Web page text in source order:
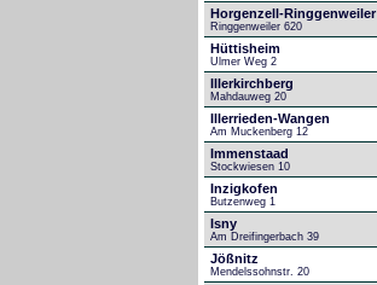
Horgenzell-Ringgenweiler
Ringgenweiler 620
Hüttisheim
Ulmer Weg 2
Illerkirchberg
Mahdauweg 20
Illerrieden-Wangen
Am Muckenberg 12
Immenstaad
Stockwiesen 10
Inzigkofen
Butzenweg 1
Isny
Am Dreifingerbach 39
Jößnitz
Mendelssohnstr. 20